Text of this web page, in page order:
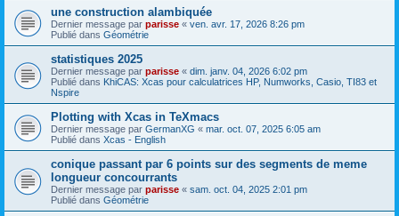
une construction alambiquée
Dernier message par parisse « ven. avr. 17, 2026 8:26 pm
Publié dans Géométrie
statistiques 2025
Dernier message par parisse « dim. janv. 04, 2026 6:02 pm
Publié dans KhiCAS: Xcas pour calculatrices HP, Numworks, Casio, TI83 et
Nspire
Plotting with Xcas in TeXmacs
Dernier message par GermanXG « mar. oct. 07, 2025 6:05 am
Publié dans Xcas - English
conique passant par 6 points sur des segments de meme
longueur concourrants
Dernier message par parisse « sam. oct. 04, 2025 2:01 pm
Publié dans Géométrie